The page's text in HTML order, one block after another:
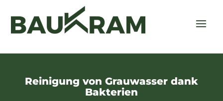
Reinigung von Grauwasser dank
Bakterien